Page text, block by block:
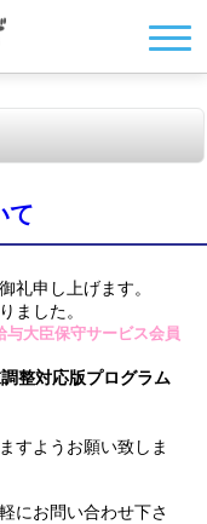
て
礼申し上げます。
ました。
与大臣保守サービス会員
整対応版プログラム
すようお願い致しま
にお問い合わせ下さ